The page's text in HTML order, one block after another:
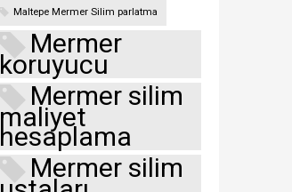
Maltepe Mermer Silim parlatma
Mermer
koruyucu
Mermer silim
maliyet
hesaplama
Mermer silim